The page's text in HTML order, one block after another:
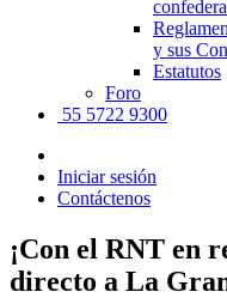
y sus
Estatutos
Foro
55 5722 9300
Iniciar sesión
Contáctenos
¡Con el RNT en
directo a La